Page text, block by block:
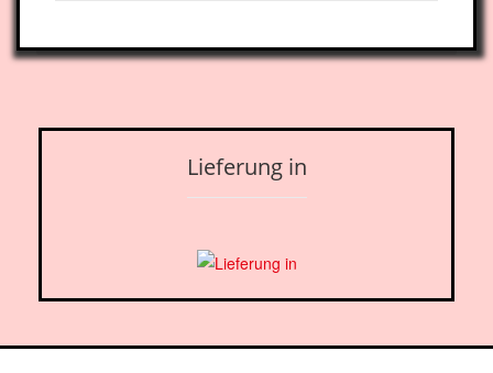
Lieferung in